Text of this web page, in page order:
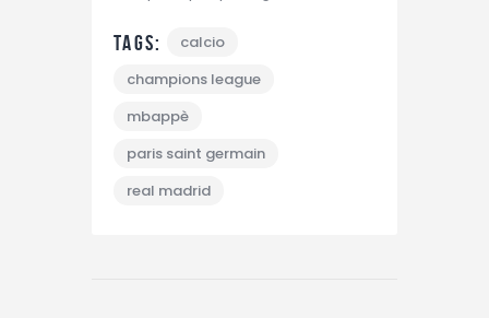
Tags:
calcio
champions league
mbappè
paris saint germain
real madrid